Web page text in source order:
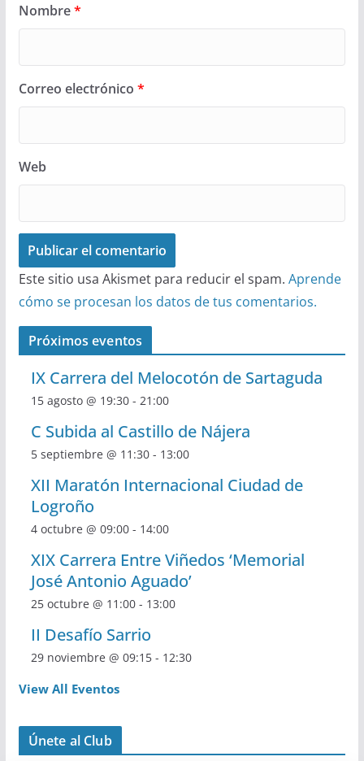
Nombre*
Correo electrónico *
Web
Este sitio usa Akismet para reducir el spam. Aprende
cómo se procesan los datos de tus comentarios.
Próximos eventos
IX Carrera del Melocotón de Sartaguda
15 agosto @ 19:30- 21:00
C Subida al Castillo de Nájera
5 septiembre @ 11:30- 13:00
XII Maratón Internacional Ciudad de
Logroño
4 octubre @ 09:00- 14:00
XIX Carrera Entre Viñedos ‘Memorial
José Antonio Aguado’
25 octubre @ 11:00- 13:00
II Desafío Sarrio
29 noviembre @ 09:15- 12:30
View All Eventos
Únete al Club